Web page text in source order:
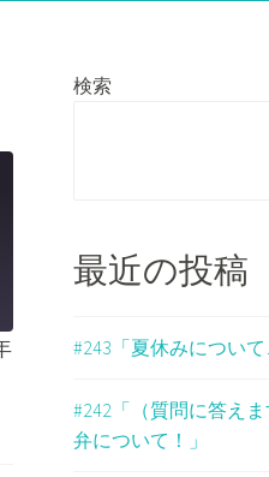
検索
最近の投稿
#243「夏休みについて
#242「（質問に答え
弁について！」